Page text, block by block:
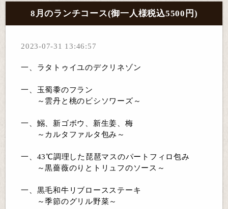
8月のランチコース(御一人様税込5500円)
2023-07-31 13:46:57
一、ラタトゥイユのデクリネゾン
一、玉蜀黍のフラン
～雲丹と桃のビシソワーズ～
一、鰯、新ゴボウ、新生姜、梅
～カルタファルタ包み～
一、43℃調理した琵琶マスのパートフィロ包み
～黒薔薇のりとトリュフのソース～
一、黒毛和牛リブロースステーキ
～季節のグリル野菜～